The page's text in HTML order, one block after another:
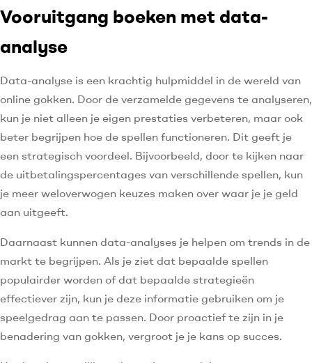
Vooruitgang boeken met data-
analyse
Data-analyse is een krachtig hulpmiddel in de wereld van
online gokken. Door de verzamelde gegevens te analyseren,
kun je niet alleen je eigen prestaties verbeteren, maar ook
beter begrijpen hoe de spellen functioneren. Dit geeft je
een strategisch voordeel. Bijvoorbeeld, door te kijken naar
de uitbetalingspercentages van verschillende spellen, kun
je meer weloverwogen keuzes maken over waar je je geld
aan uitgeeft.
Daarnaast kunnen data-analyses je helpen om trends in de
markt te begrijpen. Als je ziet dat bepaalde spellen
populairder worden of dat bepaalde strategieën
effectiever zijn, kun je deze informatie gebruiken om je
speelgedrag aan te passen. Door proactief te zijn in je
benadering van gokken, vergroot je je kans op succes.